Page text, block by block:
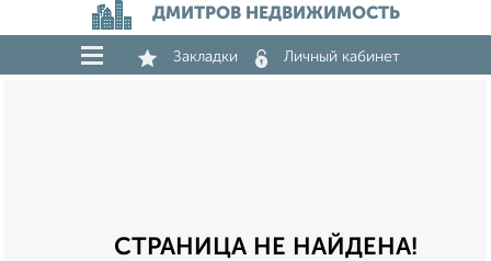
ДМИТРОВ НЕДВИЖИМОСТЬ
Закладки Личный кабинет
СТРАНИЦА НЕ НАЙДЕНА!